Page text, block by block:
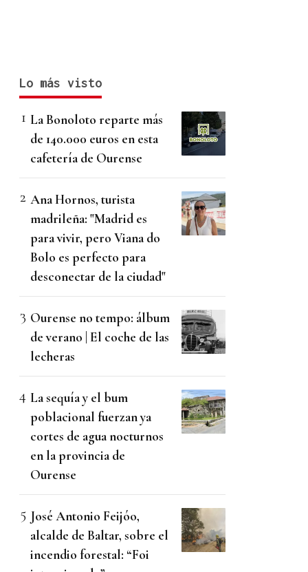
Lo más visto
La Bonoloto reparte más
de 140.000 euros en esta
cafetería de Ourense
Ana Hornos, turista
madrileña: "Madrid es
para vivir, pero Viana do
Bolo es perfecto para
desconectar de la ciudad"
Ourense no tempo: álbum
de verano | El coche de las
lecheras
La sequía y el bum
poblacional fuerzan ya
cortes de agua nocturnos
en la provincia de
Ourense
José Antonio Feijóo,
alcalde de Baltar, sobre el
incendio forestal: “Foi